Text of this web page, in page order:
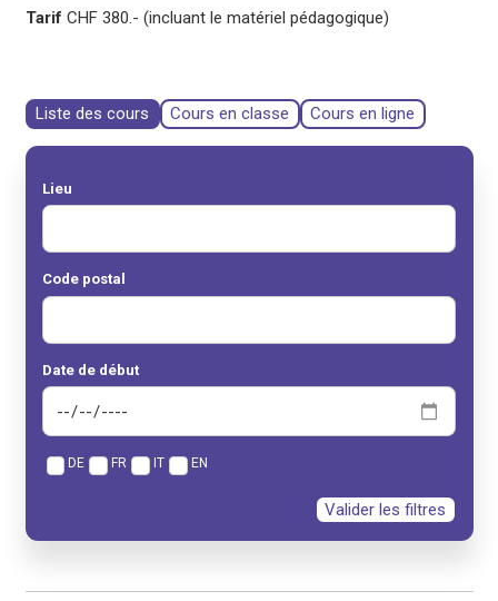
Tarif CHF 380.- (incluant le matériel pédagogique)
Liste des cours Cours en classe Cours en ligne
Lieu
Code postal
Date de début
DE FR IT EN
Valider les filtres